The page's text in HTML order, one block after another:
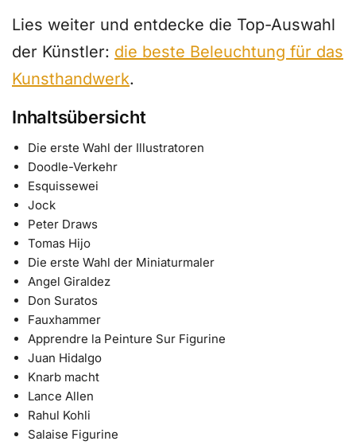
Lies weiter und entdecke die Top-Auswahl
der Künstler: die beste Beleuchtung für das
Kunsthandwerk.
Inhaltsübersicht
Die erste Wahl der Illustratoren
Doodle-Verkehr
Esquissewei
Jock
Peter Draws
Tomas Hijo
Die erste Wahl der Miniaturmaler
Angel Giraldez
Don Suratos
Fauxhammer
Apprendre la Peinture Sur Figurine
Juan Hidalgo
Knarb macht
Lance Allen
Rahul Kohli
Salaise Figurine